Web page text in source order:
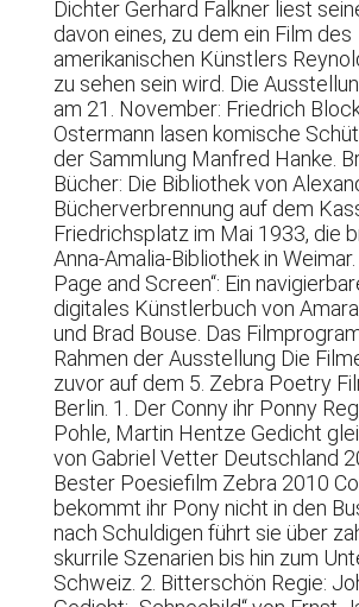
Dichter Gerhard Falkner liest
davon eines, zu dem ein Film des
amerikanischen Künstlers
zu sehen sein wird. Die
am 21. November: Friedrich
Ostermann lasen komische
der Sammlung Manfred Hanke.
Bücher: Die Bibliothek von
Bücherverbrennung auf dem
Friedrichsplatz im Mai 1933, die
Anna-Amalia-Bibliothek in
Page and Screen“: Ein
digitales Künstlerbuch von
und Brad Bouse. Das
Rahmen der Ausstellung Die
zuvor auf dem 5. Zebra Poetry
Berlin. 1. Der Conny ihr Ponny
Pohle, Martin Hentze Gedicht
von Gabriel Vetter Deutschland
Bester Poesiefilm Zebra 2010
bekommt ihr Pony nicht in den
nach Schuldigen führt sie über
skurrile Szenarien bis hin zum
Schweiz. 2. Bitterschön Regie: